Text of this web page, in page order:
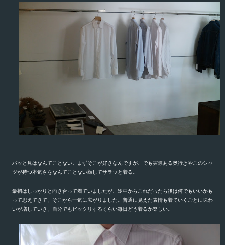
パッと見はなんてことない。まずそこが好きなんですが、でも実際ある奥行きやこのシャ
ツが持つ本気さをなんてことない顔してサラッと着る。
最初はしっかりと向き合って着ていましたが、途中からこれだったら後は何でもいいかも
って思えてきて、そこから一気に広がりました。普通に見えた表情も着ていくごとに味わ
いが増していき、自分でもビックリするくらい毎日どう着るか楽しい。